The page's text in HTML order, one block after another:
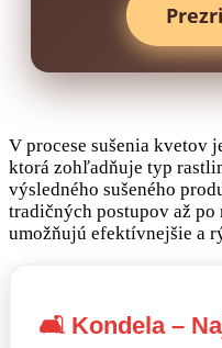
V procese sušenia kvetov
ktorá zohľadňuje typ
výsledného sušeného
tradičných postupov až po
umožňujú efektívnejšie a
🛋️ Kondela –